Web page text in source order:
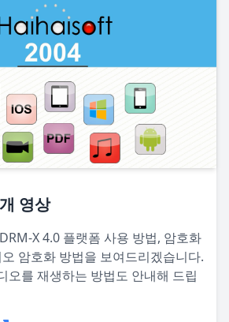
영상
X 4.0 플랫폼 사용 방법, 암호화
암호화 방법을 보여드리겠습니다.
오를 재생하는 방법도 안내해 드립